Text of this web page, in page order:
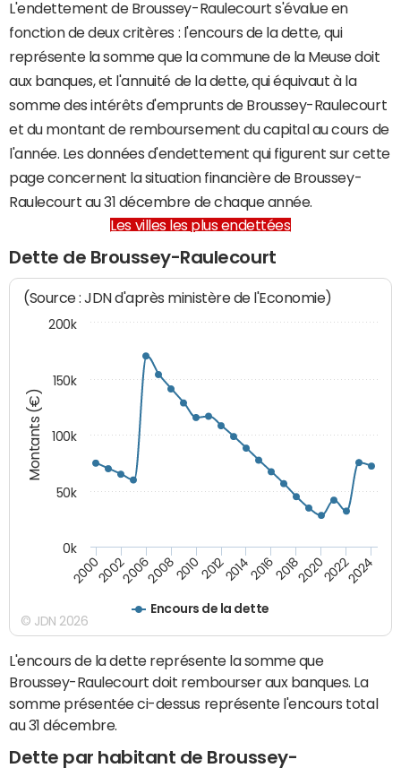
L'endettement de Broussey-Raulecourt s'évalue en
fonction de deux critères : l'encours de la dette, qui
représente la somme que la commune de la Meuse doit
aux banques, et l'annuité de la dette, qui équivaut à la
somme des intérêts d'emprunts de Broussey-Raulecourt
et du montant de remboursement du capital au cours de
l'année. Les données d'endettement qui figurent sur cette
page concernent la situation financière de Broussey-
Raulecourt au 31 décembre de chaque année.
Les villes les plus endettées
Dette de Broussey-Raulecourt
Montants (€)
(Source : JDN d'après ministère de l'Economie)
Encours de la dette
200020022006200820102012201420162018202020222024
0k
50k
100k
150k
200k
© JDN 2026
L'encours de la dette représente la somme que
Broussey-Raulecourt doit rembourser aux banques. La
somme présentée ci-dessus représente l'encours total
au 31 décembre.
Dette par habitant de Broussey-